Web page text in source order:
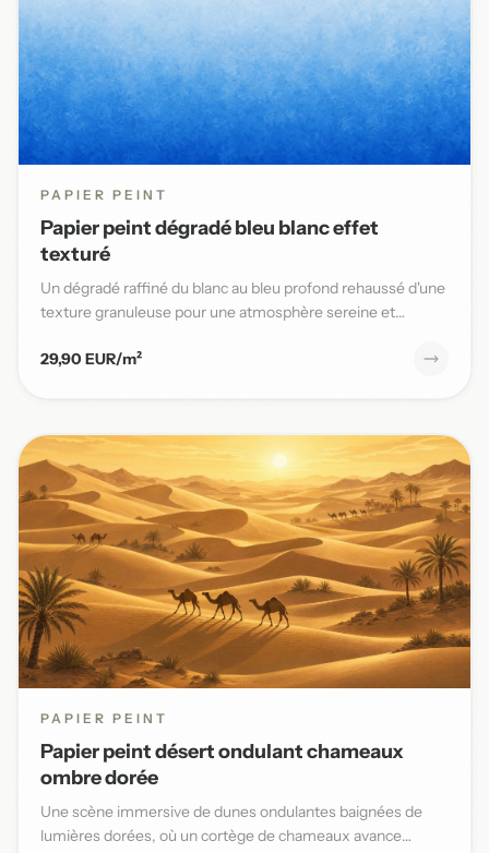
PAPIER PEINT
Papier peint dégradé bleu blanc effet
texturé
Un dégradé raffiné du blanc au bleu profond rehaussé d'une
texture granuleuse pour une atmosphère sereine et
29,90 EUR/m²
PAPIER PEINT
Papier peint désert ondulant chameaux
ombre dorée
Une scène immersive de dunes ondulantes baignées de
lumières dorées, où un cortège de chameaux avance